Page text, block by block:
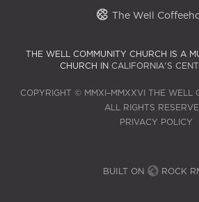
The Well
THE WELL COMMUNITY CHURCH IS A
CHURCH IN CALIFORNIA'S
COPYRIGHT © MMXI–MMXXVI THE WELL
ALL RIGHTS
PRIVACY POLICY
BUILT ON ROCK